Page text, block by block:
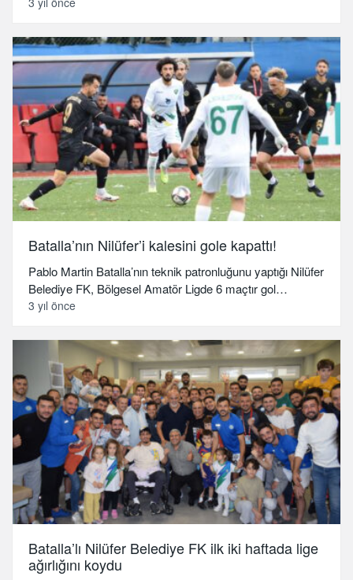
Batalla’nın Nilüfer’i kalesini gole kapattı!
Pablo Martin Batalla’nın teknik patronluğunu yaptığı Nilüfer
Belediye FK, Bölgesel Amatör Ligde 6 maçtır gol…
3 yıl önce
Batalla’lı Nilüfer Belediye FK ilk iki haftada lige
ağırlığını koydu